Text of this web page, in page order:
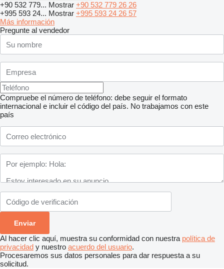
+90 532 779... Mostrar +90 532 779 26 26
+995 593 24... Mostrar +995 593 24 26 57
Más información
Pregunte al vendedor
Compruebe el número de teléfono: debe seguir el formato
internacional e incluir el código del país. No trabajamos con este
país
Al hacer clic aquí, muestra su conformidad con nuestra política de
privacidad y nuestro acuerdo del usuario.
Procesaremos sus datos personales para dar respuesta a su
solicitud.